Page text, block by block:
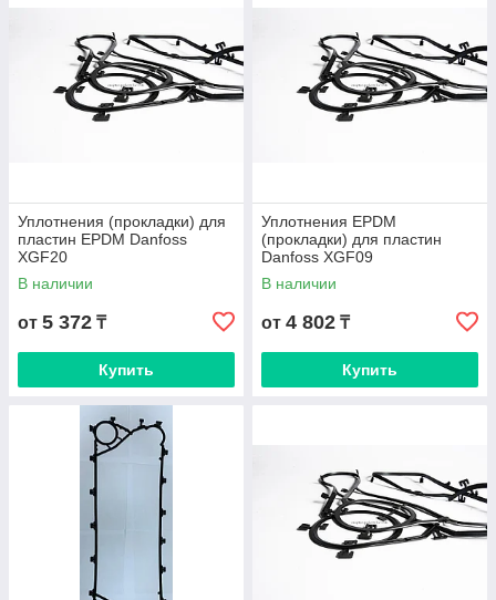
Уплотнения (прокладки) для
пластин EPDM Danfoss
XGF20
В наличии
от 5 372 ₸
Купить
Уплотнения EPDM
(прокладки) для пластин
Danfoss XGF09
В наличии
от 4 802 ₸
Купить